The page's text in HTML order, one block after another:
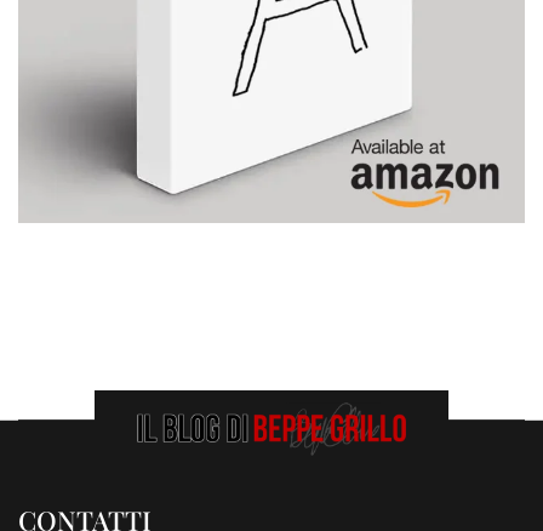
CONTATTI